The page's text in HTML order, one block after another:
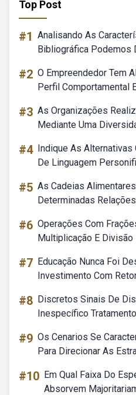
Top Post
#1 Analisando As
Bibliográfica Podemos
#2 O Empreendedor Tem
Perfil Comportamental
#3 As Organizações
Mediante Uma
#4 Indique As Alternativas
De Linguagem
#5 As Cadeias
Determinadas
#6 Operações Com
Multiplicação E Divisão
#7 Educação Nunca Foi
Investimento Com
#8 Discretos Sinais De
Inespecífico Tratamento
#9 Os Cenarios Se
Para Direcionar As
#10 Em Qual Faixa Do
Absorvem